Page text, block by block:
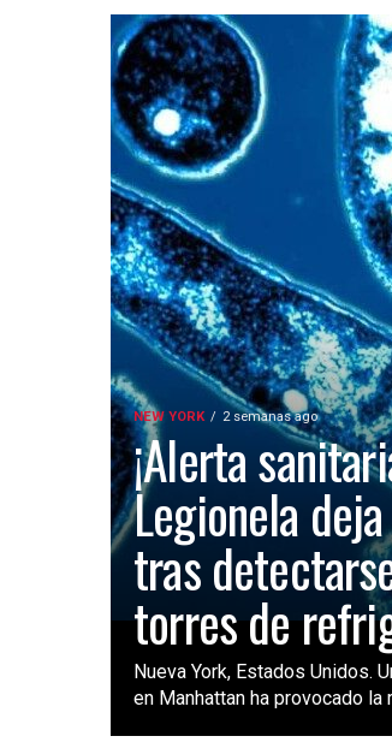
NEW YORK 2 semanas ago
¡Alerta
Legionela
tras
torres de
Nueva York, Estados Unidos.
en Manhattan ha provocado